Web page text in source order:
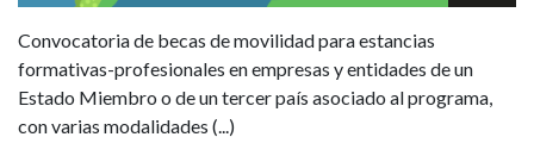
Convocatoria de becas de movilidad para estancias
formativas-profesionales en empresas y entidades de un
Estado Miembro o de un tercer país asociado al programa,
con varias modalidades (...)